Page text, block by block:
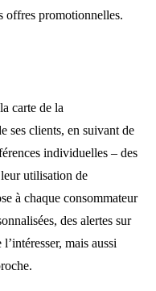
offres promotionnelles.
carte de la
ses clients, en suivant de
individuelles – des
utilisation de
à chaque consommateur
des alertes sur
mais aussi